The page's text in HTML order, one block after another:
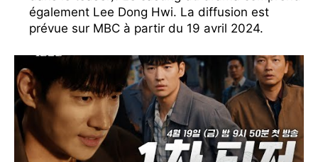
également Lee Dong Hwi. La diffusion est
prévue sur MBC à partir du 19 avril 2024.